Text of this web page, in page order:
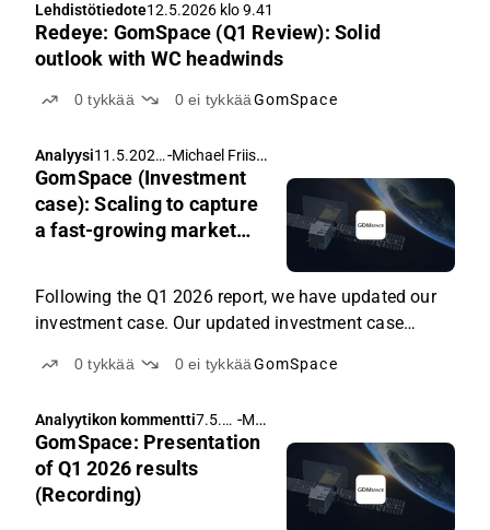
Lehdistötiedote12.5.2026 klo 9.41
Redeye: GomSpace (Q1 Review): Solid
outlook with WC headwinds
0tykkää 0ei tykkääGomSpace
Analyysi11.5.2026
klo 13.30
- Michael Friis
,Victor Skriver
GomSpace (Investment
case): Scaling to capture
a fast-growing market
Following the Q1 2026 report, we have updated our
investment case. Our updated investment case
as valuation perspectives against a peer group of
0tykkää 0ei tykkääGomSpace
Analyytikon kommentti7.5.2
026
klo
- Michael Friis
GomSpace: Presentation
of Q1 2026 results
(Recording)